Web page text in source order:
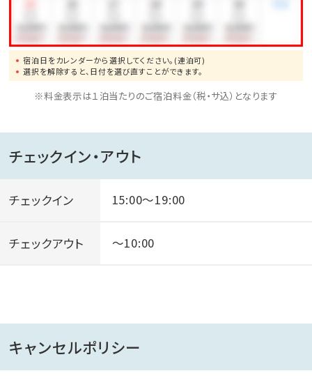
・砂むし温泉用の浴衣は『砂楽』にてお受け取りくださ
い。
小人…1400円
・直接『砂楽』にてご購入頂きます。
ご注意ください。
詳しくは、スタッフへお尋ねください。
宿泊日をカレンダーから選択してください。(連泊可)
選択を解除すると、日付を選び直すことができます。
※料金表示は１泊当たりのご宿泊料金（税・サ込）となります
チェックイン・アウト
チェックイン 15:00～19:00
チェックアウト ～10:00
キャンセルポリシー